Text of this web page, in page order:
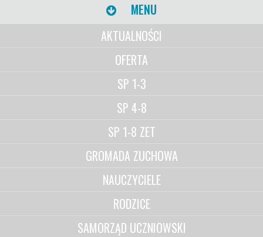
MENU
AKTUALNOŚCI
OFERTA
SP 1-3
SP 4-8
SP 1-8 ZET
GROMADA ZUCHOWA
NAUCZYCIELE
RODZICE
SAMORZĄD UCZNIOWSKI